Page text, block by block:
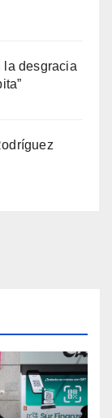
la desgracia